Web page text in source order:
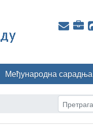
Међународна сарадња